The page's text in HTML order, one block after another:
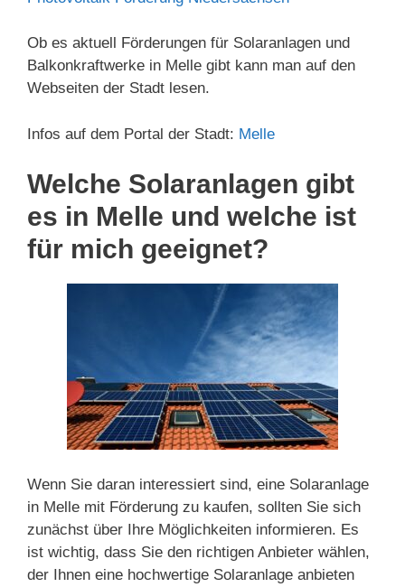
Ob es aktuell Förderungen für Solaranlagen und
Balkonkraftwerke in Melle gibt kann man auf den
Webseiten der Stadt lesen.
Infos auf dem Portal der Stadt: Melle
Welche Solaranlagen gibt
es in Melle und welche ist
für mich geeignet?
Wenn Sie daran interessiert sind, eine Solaranlage
in Melle mit Förderung zu kaufen, sollten Sie sich
zunächst über Ihre Möglichkeiten informieren. Es
ist wichtig, dass Sie den richtigen Anbieter wählen,
der Ihnen eine hochwertige Solaranlage anbieten